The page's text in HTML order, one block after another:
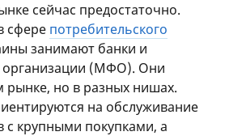
сейчас предостаточно.
сфере потребительского
занимают банки и
(МФО). Они
рынке, но в разных нишах.
на обслуживание
с крупными покупками, а